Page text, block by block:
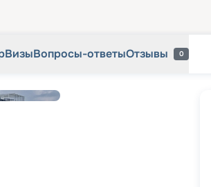
ВизыВопросы-ответыОтзывы 0